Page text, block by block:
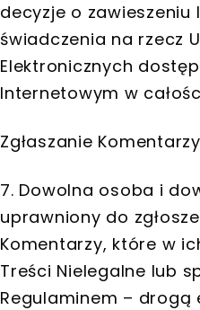
decyzje o zawieszeniu
świadczenia na rzecz
Elektronicznych
Internetowym w
Zgłaszanie Komentarzy
7. Dowolna osoba i
uprawniony do
Komentarzy, które w
Treści Nielegalne lub
Regulaminem –